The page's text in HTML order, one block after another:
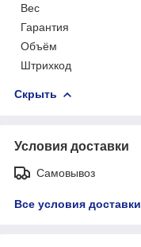
Вес
Гарантия
Объём
Штрихкод
Скрыть
Условия доставки
Самовывоз
Все условия доставки